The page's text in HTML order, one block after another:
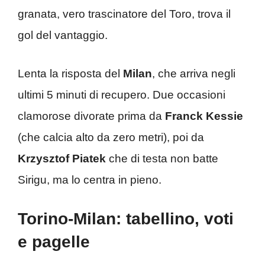
granata, vero trascinatore del Toro, trova il
gol del vantaggio.
Lenta la risposta del Milan, che arriva negli
ultimi 5 minuti di recupero. Due occasioni
clamorose divorate prima da Franck Kessie
(che calcia alto da zero metri), poi da
Krzysztof Piatek che di testa non batte
Sirigu, ma lo centra in pieno.
Torino-Milan: tabellino, voti
e pagelle